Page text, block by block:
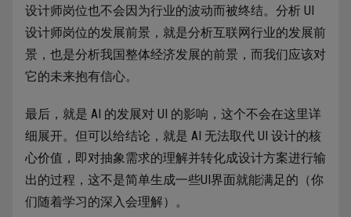
设计师岗位也不会因为行业的波动而被终结。分析 UI
设计师岗位的发展前景，就是分析互联网行业的发展前
景，也是分析我国整体经济发展的前景，而我们应该对
它的未来抱有信心。
最后，就是 AI 的发展对 UI 的影响，这个不会在这里详
细展开。但可以给结论，就是 AI 无法取代 UI 设计的核
心价值，即对抽象需求的理解并转化成设计方案进行输
出的过程，这不是简单生成一些UI界面就能满足的（你
们随着学习的深入会理解）。